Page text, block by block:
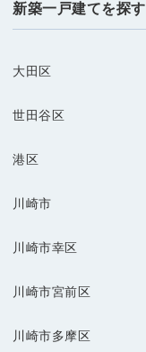
新築一戸建てを探す
大田区
世田谷区
港区
川崎市
川崎市幸区
川崎市宮前区
川崎市多摩区